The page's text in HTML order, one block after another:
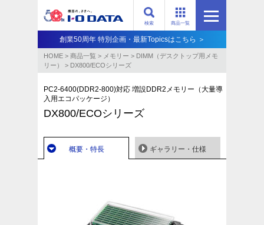
商品一覧
検索
創業50周年 特別企画・最新Topicsはこちら ＞
HOME > 商品一覧 > メモリー > DIMM（デスクトップ用メモ
リー）
> DX800/ECOシリーズ
PC2-6400(DDR2-800)対応 増設DDR2メモリー（大量導
入用エコパッケージ）
DX800/ECOシリーズ
概要・特長 ギャラリー・仕様